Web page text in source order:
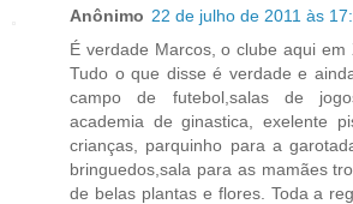
Anônimo 22 de julho de 2011 às
É verdade Marcos, o clube aqui
Tudo o que disse é verdade e
campo de futebol,salas de
academia de ginastica, exelente
crianças, parquinho para a
bringuedos,sala para as mamães
de belas plantas e flores. Toda a